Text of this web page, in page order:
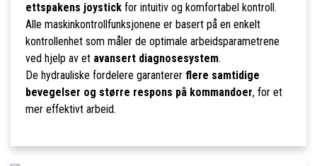
ettspakens joystickfor intuitiv og komfortabel kontroll.
Alle maskinkontrollfunksjonene er basert på en enkelt
kontrollenhet som måler de optimale arbeidsparametrene
ved hjelp av et avansert diagnosesystem.
De hydrauliske fordelere garanterer flere samtidige
bevegelser og større respons på kommandoer, for et
mer effektivt arbeid.